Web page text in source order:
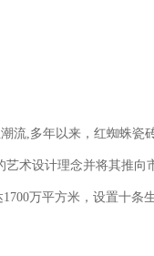
流,多年以来，红蜘蛛
术设计理念并将其推
万平方米，设置十条